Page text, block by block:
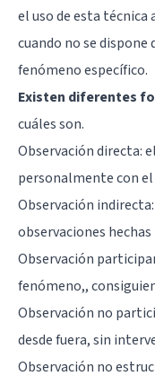
el uso de esta
cuando no se
fenómeno específico.
Existen diferentes
cuáles son.
Observación directa:
personalmente con
Observación
observaciones
Observación
fenómeno,,
Observación no
desde fuera, sin
Observación no